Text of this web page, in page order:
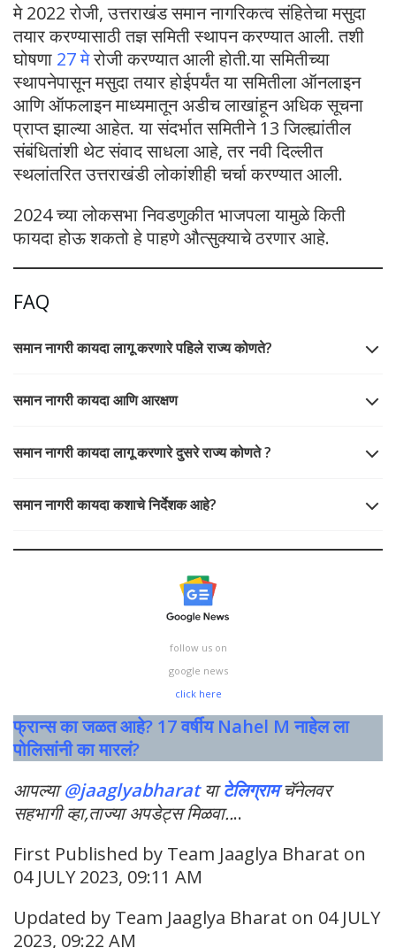
मे 2022 रोजी, उत्तराखंड समान नागरिकत्व संहितेचा मसुदा
तयार करण्यासाठी तज्ञ समिती स्थापन करण्यात आली. तशी
घोषणा 27 मेरोजी करण्यात आली होती.या समितीच्या
स्थापनेपासून मसुदा तयार होईपर्यंत या समितीला ऑनलाइन
आणि ऑफलाइन माध्यमातून अडीच लाखांहून अधिक सूचना
प्राप्त झाल्या आहेत. या संदर्भात समितीने 13 जिल्ह्यांतील
संबंधितांशी थेट संवाद साधला आहे, तर नवी दिल्लीत
स्थलांतरित उत्तराखंडी लोकांशीही चर्चा करण्यात आली.
2024 च्या लोकसभा निवडणुकीत भाजपला यामुळे किती
फायदा होऊ शकतो हे पाहणे औत्सुक्याचे ठरणार आहे.
FAQ
समान नागरी कायदा लागू करणारे पहिले राज्य कोणते?
समान नागरी कायदा आणि आरक्षण
समान नागरी कायदा लागू करणारे दुसरे राज्य कोणते ?
समान नागरी कायदा कशाचे निर्देशक आहे?
follow us on
google news
click here
फ्रान्स का जळत आहे? 17 वर्षीय Nahel M नाहेल ला
पोलिसांनी का मारलं?
आपल्या@jaaglyabharat या टेलिग्राम चॅनेलवर
सहभागी व्हा,ताज्या अपडेट्स मिळवा....
First Published by Team Jaaglya Bharat on
04 JULY 2023, 09:11 AM
Updated by Team Jaaglya Bharat on 04 JULY
2023, 09:22 AM